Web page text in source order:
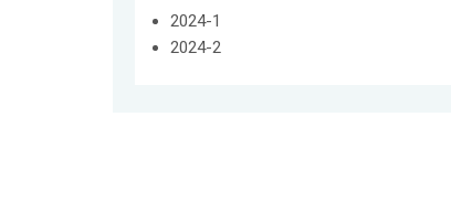
2024-1
2024-2